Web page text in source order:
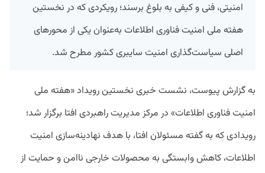
امنیتی، فنی و کیفی به بلوغ برسند؛ رویکردی که در نخستین
هفته ملی امنیت فناوری اطلاعات به‌عنوان یکی از محورهای
اصلی سیاست‌گذاری امنیت سایبری کشور مطرح شد.
به گزارش پیوست، نشست خبری نخستین رویداد «هفته ملی
امنیت فناوری اطلاعات» در مرکز مدیریت راهبردی افتا برگزار شد؛
رویدادی که به گفته مسئولان افتا، با هدف نهادینه‌سازی امنیت
اطلاعات، کاهش وابستگی به محصولات خارجی ناامن و حمایت از